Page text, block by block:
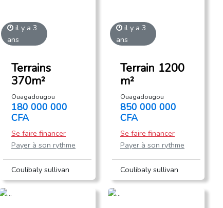
il y a 3
ans
Terrains
370m²
Ouagadougou
180 000 000
CFA
Se faire financer
Payer à son rythme
Coulibaly sullivan
il y a 3
ans
Terrain 1200
m²
Ouagadougou
850 000 000
CFA
Se faire financer
Payer à son rythme
Coulibaly sullivan